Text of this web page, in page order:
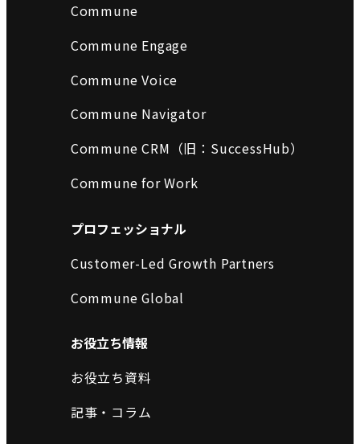
Commune
Commune Engage
Commune Voice
Commune Navigator
Commune CRM（旧：SuccessHub）
Commune for Work
プロフェッショナル
Customer-Led Growth Partners
Commune Global
お役立ち情報
お役立ち資料
記事・コラム